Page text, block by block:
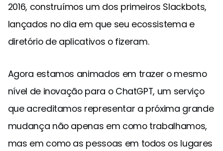
2016, construímos um dos primeiros Slackbots,
lançados no dia em que seu ecossistema e
diretório de aplicativos o fizeram.
Agora estamos animados em trazer o mesmo
nível de inovação para o ChatGPT, um serviço
que acreditamos representar a próxima grande
mudança não apenas em como trabalhamos,
mas em como as pessoas em todos os lugares